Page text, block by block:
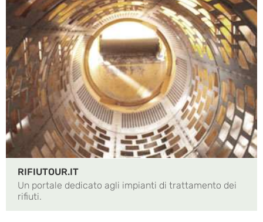
RIFIUTOUR.IT
Un portale dedicato agli impianti di trattamento dei
rifiuti.